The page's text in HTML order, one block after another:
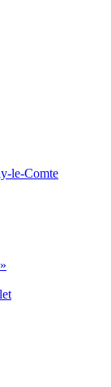
le-Comte